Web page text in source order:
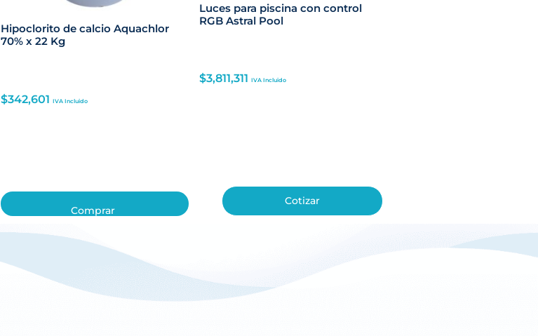
Hipoclorito de calcio Aquachlor
70% x 22 Kg
$342,601 IVA Incluido
Comprar
Luces para piscina con control
RGB Astral Pool
$3,811,311 IVA Incluido
Cotizar